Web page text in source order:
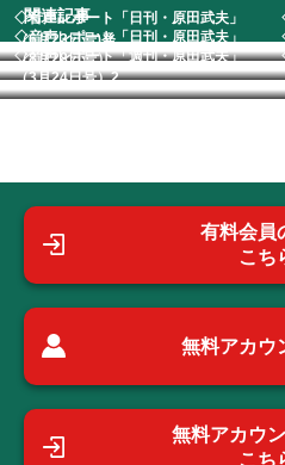
関連記事
◇音声レポート「日刊・原田武夫」
（6月23日号)発...
◇音声レポート「日刊・原田武夫」
（8月28日号）
◇音声レポート「週刊・原田武夫」
（3月24日号）2...
有料会員
こち
無料アカウ
無料アカウ
こち